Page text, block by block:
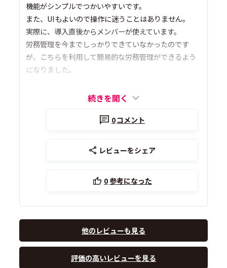
機能がシンプルでつかいやすいです。
また、UIもよいので操作に迷うことはありません。
実際に、導入直後からメンバーが使えています。
労務管理を今までしっかりできていなかったのです
が、こちらを利用して簡易的な労務管理ができるよう
になりました。
続きを開く
0コメント
レビューをシェア
0参考になった
他のレビューも見る
評価の高いレビューを見る